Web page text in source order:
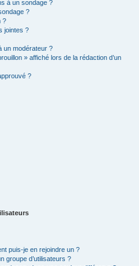
à un sondage ?
?
?
jointes ?
un modérateur ?
» affiché lors de la rédaction d’un
?
puis-je en rejoindre un ?
groupe d’utilisateurs ?